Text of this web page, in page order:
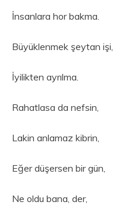
İnsanlara hor bakma.
Büyüklenmek şeytan işi,
İyilikten ayrılma.
Rahatlasa da nefsin,
Lakin anlamaz kibrin,
Eğer düşersen bir gün,
Ne oldu bana, der,